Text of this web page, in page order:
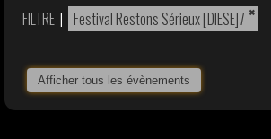
FILTRE | ×
Festival Restons Sérieux [DIESE]7
Afficher tous les évènements